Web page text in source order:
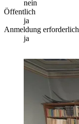
nein
Öffentlich
ja
Anmeldung erforderlich
ja